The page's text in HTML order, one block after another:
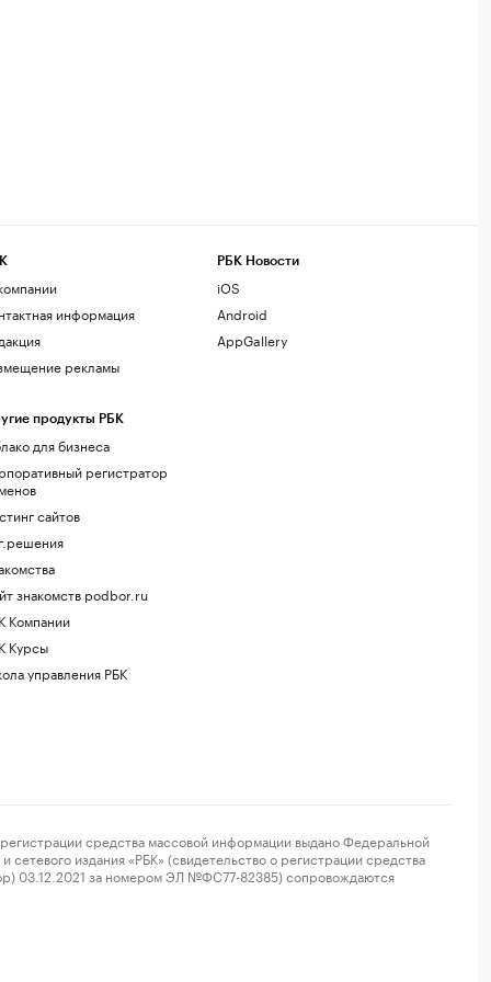
информация
рекламы
продукты РБК
для бизнеса
регистратор
сайтов
знакомств podbor.ru
Компании
Курсы
управления РБК
РБК Новости
iOS
Android
AppGallery
средства массовой информации выдано Федеральной
издания «РБК» (свидетельство о регистрации средства
03.12.2021 за номером ЭЛ №ФС77-82385) сопровождаются